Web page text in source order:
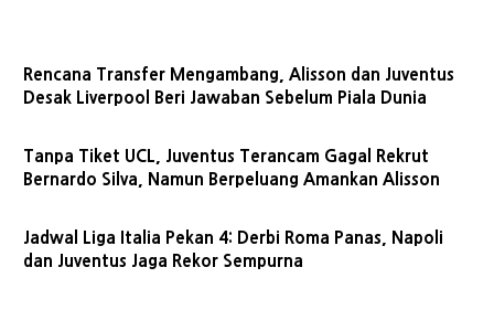
Rencana Transfer Mengambang, Alisson dan Juventus
Desak Liverpool Beri Jawaban Sebelum Piala Dunia
Tanpa Tiket UCL, Juventus Terancam Gagal Rekrut
Bernardo Silva, Namun Berpeluang Amankan Alisson
Jadwal Liga Italia Pekan 4: Derbi Roma Panas, Napoli
dan Juventus Jaga Rekor Sempurna